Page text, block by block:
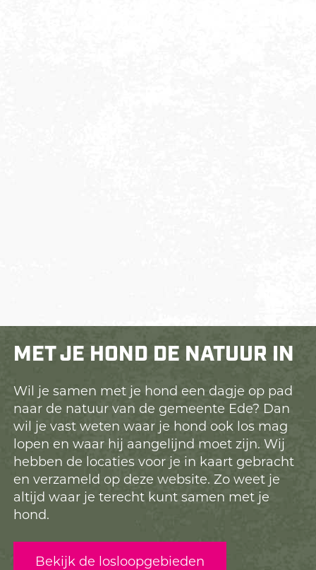
MET JE HOND DE NATUUR IN
Wil je samen met je hond een dagje op pad
naar de natuur van de gemeente Ede? Dan
wil je vast weten waar je hond ook los mag
lopen en waar hij aangelijnd moet zijn. Wij
hebben de locaties voor je in kaart gebracht
en verzameld op deze website. Zo weet je
altijd waar je terecht kunt samen met je
hond.
Bekijk de losloopgebieden